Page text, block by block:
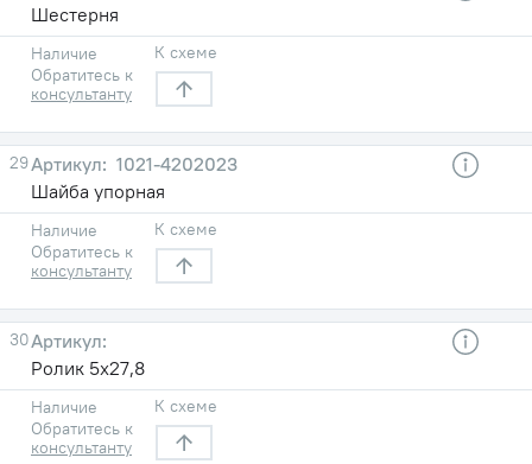
Шестерня
Наличие
Обратитесь к
консультанту
К схеме
29
1021-4202023
Шайба упорная
Наличие
Обратитесь к
консультанту
К схеме
30
Ролик 5х27,8
Наличие
Обратитесь к
консультанту
К схеме